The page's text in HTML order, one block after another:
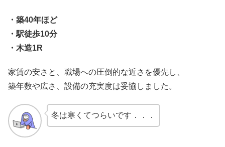
・築40年ほど
・駅徒歩10分
・木造1R
家賃の安さと、職場への圧倒的な近さを優先し、
築年数や広さ、設備の充実度は妥協しました。
冬は寒くてつらいです．．．